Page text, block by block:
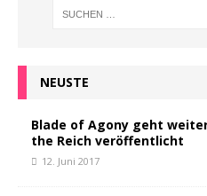
NEUSTE
Blade of Agony geht
the Reich veröffentlicht
12. Juni 2017